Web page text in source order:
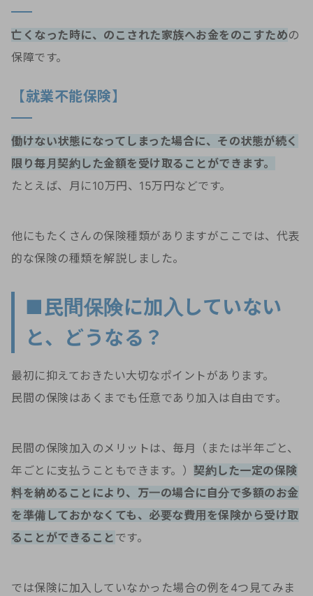
亡くなった時に、のこされた家族へお金をのこすための
保障です。
【就業不能保険】
働けない状態になってしまった場合に、その状態が続く
限り毎月契約した金額を受け取ることができます。
たとえば、月に10万円、15万円などです。
他にもたくさんの保険種類がありますがここでは、代表
的な保険の種類を解説しました。
■民間保険に加入していない
と、どうなる？
最初に抑えておきたい大切なポイントがあります。
民間の保険はあくまでも任意であり加入は自由です。
民間の保険加入のメリットは、毎月（または半年ごと、
年ごとに支払うこともできます。） 契約した一定の保険
料を納めることにより、万一の場合に自分で多額のお金
を準備しておかなくても、必要な費用を保険から受け取
ることができること です。
では保険に加入していなかった場合の例を4つ見てみま